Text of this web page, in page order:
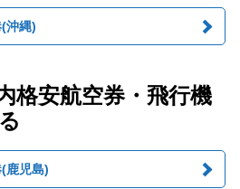
沖縄)
格安航空券・飛行機
鹿児島)